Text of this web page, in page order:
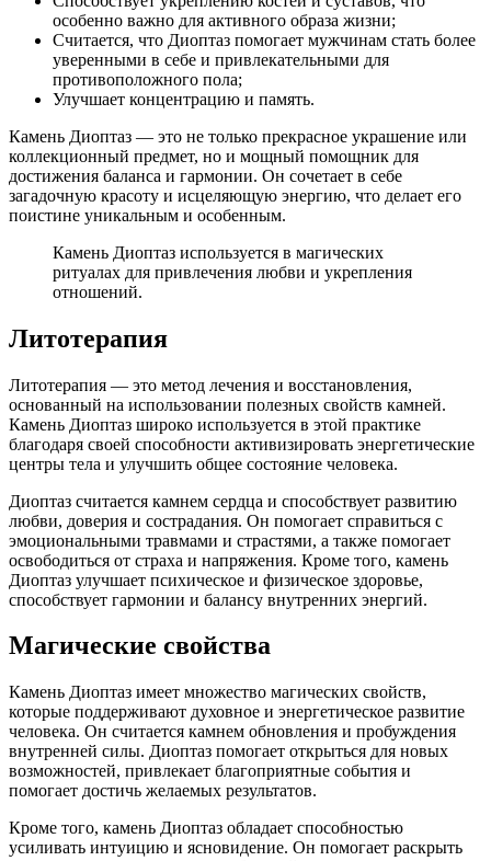
особенно важно для активного образа жизни;
Считается, что Диоптаз помогает мужчинам стать более
уверенными в себе и привлекательными для
противоположного пола;
Улучшает концентрацию и память.
Камень Диоптаз — это не только прекрасное украшение или
коллекционный предмет, но и мощный помощник для
достижения баланса и гармонии. Он сочетает в себе
загадочную красоту и исцеляющую энергию, что делает его
поистине уникальным и особенным.
Камень Диоптаз используется в магических
ритуалах для привлечения любви и укрепления
отношений.
Литотерапия
Литотерапия — это метод лечения и восстановления,
основанный на использовании полезных свойств камней.
Камень Диоптаз широко используется в этой практике
благодаря своей способности активизировать энергетические
центры тела и улучшить общее состояние человека.
Диоптаз считается камнем сердца и способствует развитию
любви, доверия и сострадания. Он помогает справиться с
эмоциональными травмами и страстями, а также помогает
освободиться от страха и напряжения. Кроме того, камень
Диоптаз улучшает психическое и физическое здоровье,
способствует гармонии и балансу внутренних энергий.
Магические свойства
Камень Диоптаз имеет множество магических свойств,
которые поддерживают духовное и энергетическое развитие
человека. Он считается камнем обновления и пробуждения
внутренней силы. Диоптаз помогает открыться для новых
возможностей, привлекает благоприятные события и
помогает достичь желаемых результатов.
Кроме того, камень Диоптаз обладает способностью
усиливать интуицию и ясновидение. Он помогает раскрыть